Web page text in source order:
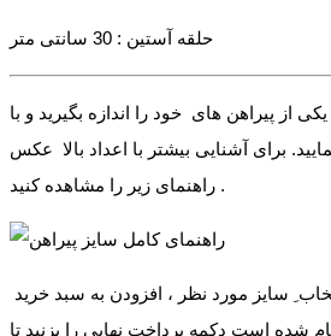
حلقه آستین : 30 سانتی متر
از پیراهن های خود را اندازه بگیرید و با
برای آشنایی بیشتر با اعداد بالا عکس
راهنمای زیر را مشاهده کنید .
سایز مورد نظر ، افزودن به سبد خرید
شده است دکمه پرداخت نهایی را بزنید تا